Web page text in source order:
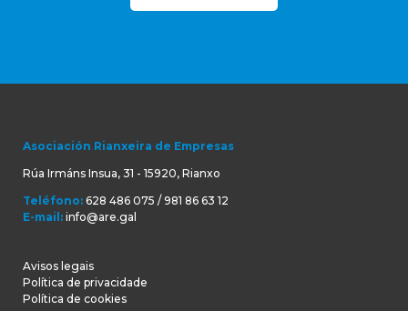
Asociación Rianxeira de Empresas
Rúa Irmáns Insua, 31 - 15920, Rianxo
Teléfono: 628 486 075 / 981 86 63 12
E-mail: info@are.gal
Avisos legais
Política de privacidade
Política de cookies